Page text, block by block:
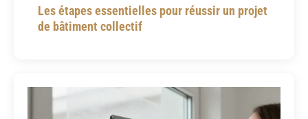
Les étapes essentielles pour réussir un projet
de bâtiment collectif